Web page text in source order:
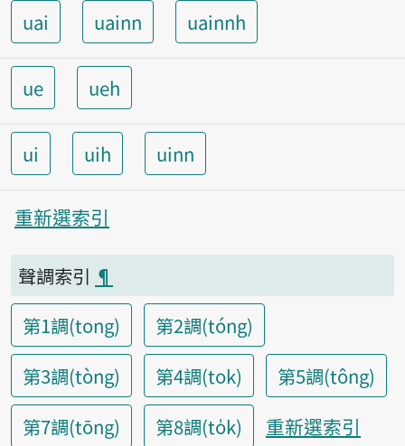
uai uainn uainnh
ue ueh
ui uih uinn
重新選索引
聲調索引 ¶
第1調(tong)
第2調(tóng)
第3調(tòng)
第4調(tok)
第5調(tông)
第7調(tōng)
第8調(to̍k) 重新選索引